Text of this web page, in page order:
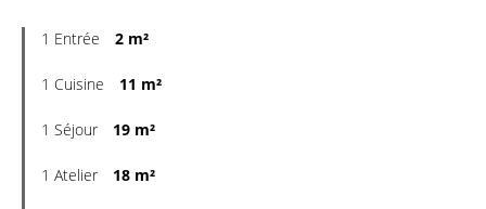
1 Entrée 2 m²
1 Cuisine 11 m²
1 Séjour 19 m²
1 Atelier 18 m²